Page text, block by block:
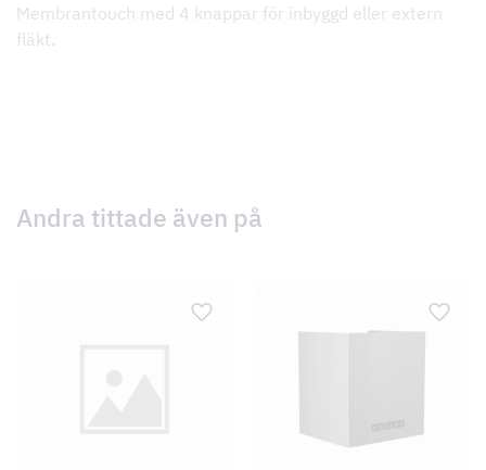
Membrantouch med 4 knappar för inbyggd eller extern
fläkt.
Andra tittade även på